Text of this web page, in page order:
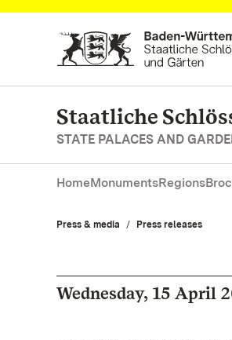
Navigate to main page
Staatliche
STATE PALACES AND
HomeMonumentsRegions
Press & media Press releases
Wednesday, 15 April